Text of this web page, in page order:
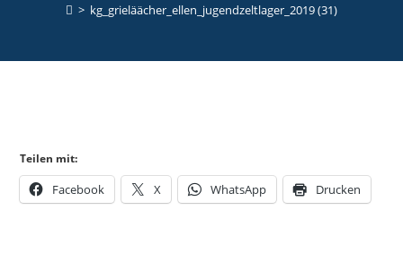
> kg_grieläächer_ellen_jugendzeltlager_2019 (31)
Teilen mit:
Facebook X WhatsApp Drucken